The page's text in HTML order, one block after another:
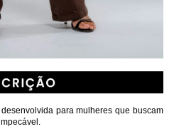
para mulheres que buscam